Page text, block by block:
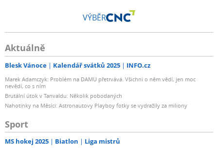
VÝBĚR
Aktuálně
Blesk Vánoce Kalendář svátků 2025 INFO.cz
Marek Adamczyk: Problém na DAMU přetrvává. Všichni o něm vědí, jen moc
nevědí, co s ním
Brutální útok v Tanvaldu: Několik pobodaných
Nahotinky na Měsíci: Astronautovy Playboy fotky se vydražily za miliony
Sport
MS hokej 2025 Biatlon Liga mistrů